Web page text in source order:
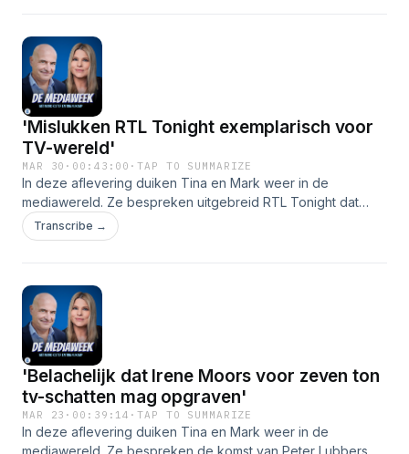
Avondshow met Arjen Lubach? Ook komt Marco Borsato aan
bod, die eindelijk een interview geeft bij Sergio Herman. Tot
slot staan ze stil bij het overlijden van Sonja Barend.
Uiteraard ontbreken de vaste rubrieken niet: Verdiend
Onbekeken, de Hall of Fame en Terugspoelen zijn weer
van de partij.
'Mislukken RTL Tonight exemplarisch voor
TV-wereld'
MAR 30 · 00:43:00 ·TAP TO SUMMARIZE
In deze aflevering duiken Tina en Mark weer in de
mediawereld. Ze bespreken uitgebreid RTL Tonight dat
stopt, hebben het over de rechtszaak van Yvonne
Coldeweijer &eacute;n het nieuwe decor van het NOS
Terugspoelen&nbsp;zijn weer van de partij.
Transcribe →
'Belachelijk dat Irene Moors voor zeven ton
tv-schatten mag opgraven'
MAR 23 · 00:39:14 ·TAP TO SUMMARIZE
In deze aflevering duiken Tina en Mark weer in de
mediawereld. Ze bespreken de komst van Peter Lubbers